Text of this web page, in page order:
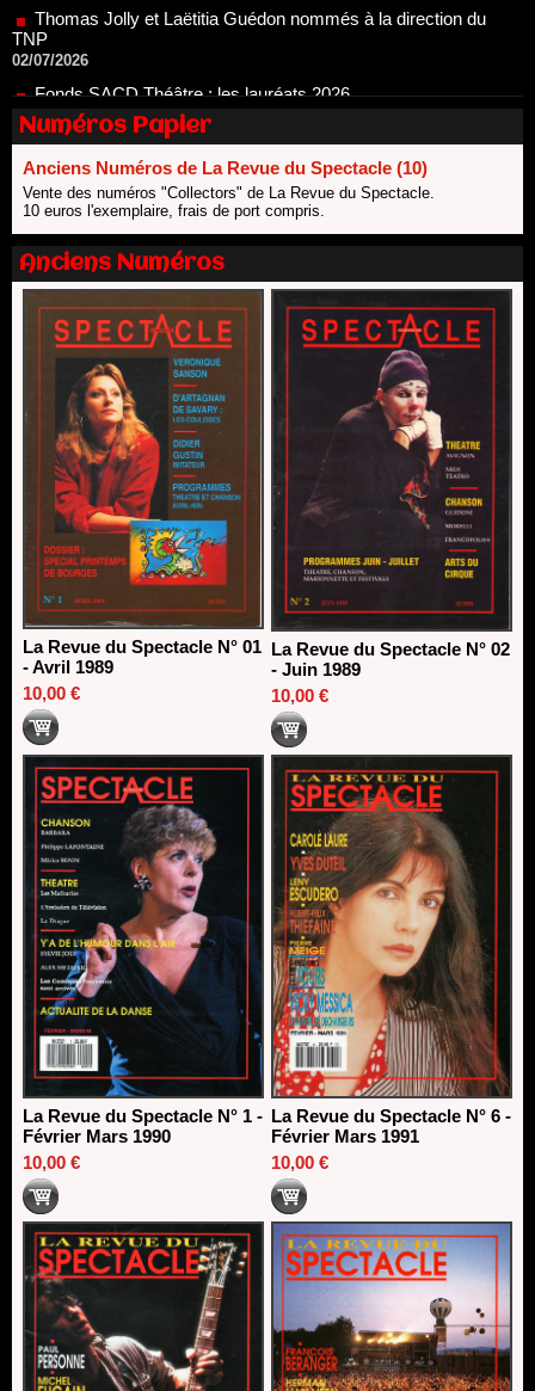
02/07/2026
Fonds SACD Théâtre : les lauréats 2026
23/06/2026
Dispositif ARTCENA Écrire pour le cirque, les lauréats 2026 !
20/06/2026
18/06/2026
Les 10 lauréats du Fonds Grandes Formes Théâtre 2026
13/06/2026
Nomination de Nathalie Garraud et Olivier Saccomano à la
direction du Théâtre de Gennevilliers - CDN
13/06/2026
Dispositif SACD Auteurs d'espaces : les lauréats 2026
18/03/2026
Numéros Papier
Anciens Numéros de La Revue du Spectacle (10)
Vente des numéros "Collectors" de La Revue du Spectacle.
10 euros l'exemplaire, frais de port compris.
Anciens Numéros
La Revue du Spectacle N° 01
- Avril 1989
10,00 €
La Revue du Spectacle N° 02
- Juin 1989
10,00 €
La Revue du Spectacle N° 1 -
Février Mars 1990
10,00 €
La Revue du Spectacle N° 6 -
Février Mars 1991
10,00 €